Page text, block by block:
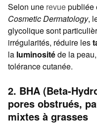
Selon une revuepubliée
Cosmetic Dermatology,
glycolique sont
irrégularités, réduire les
la luminositéde la
tolérance cutanée.
2. BHA (Beta-
pores obstrués,
mixtes à grasses